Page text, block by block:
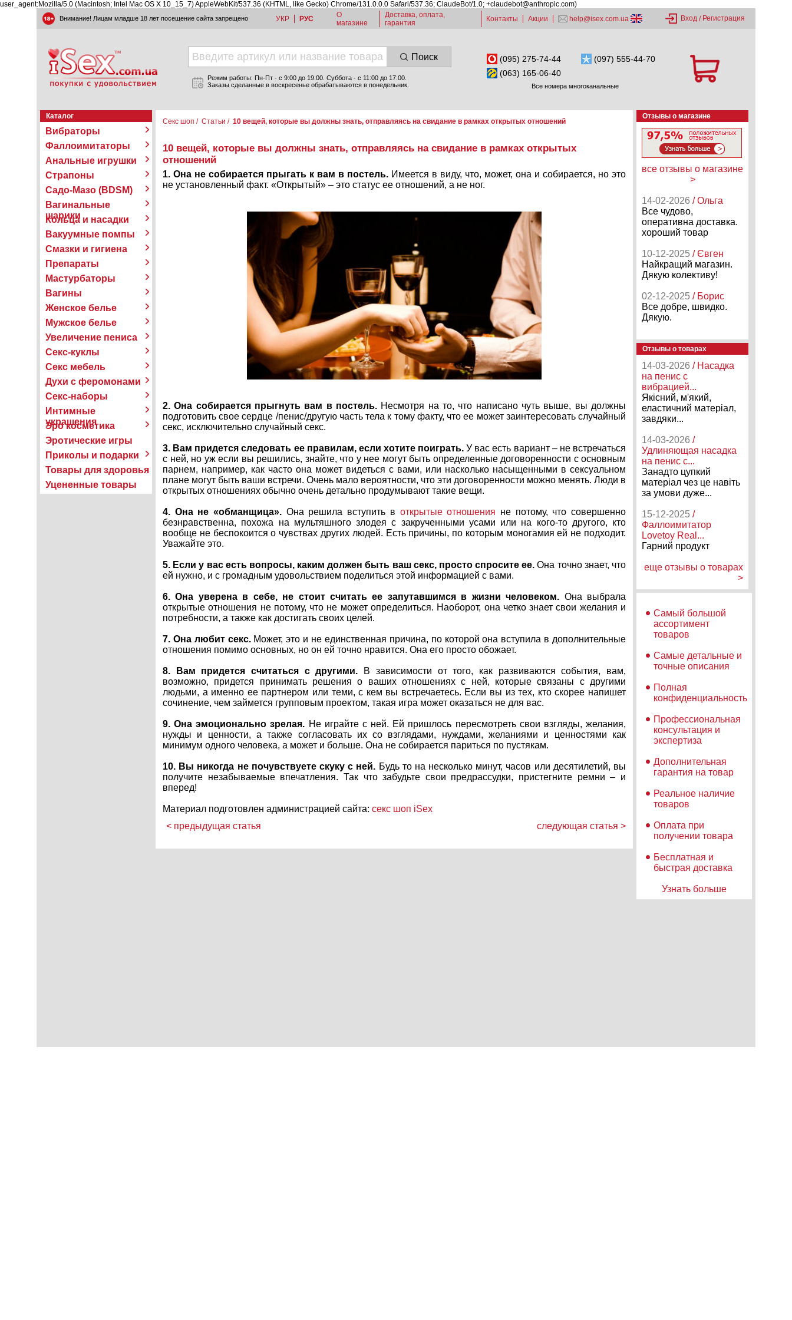
user_agent:Mozilla/5.0 (Macintosh; Intel Mac OS X 10_15_7) AppleWebKit/537.36 (KHTML, like Gecko) Chrome/131.0.0.0 Safari/537.36; ClaudeBot/1.0; +claudebot@anthropic.com)
Внимание! Лицам младше 18 лет посещение сайта запрещено УКР РУС
О
магазине
Доставка, оплата,
гарантия
Контакты Акции help@isex.com.ua Вход / Регистрация
Поиск
Режим работы: Пн-Пт - c 9:00 до 19:00. Суббота - с 11:00 до 17:00.
Заказы сделанные в воскресенье обрабатываются в понедельник.
(095) 275-74-44
(097) 555-44-70
(063) 165-06-40
Все номера многоканальные
Каталог
Вибраторы
Фаллоимитаторы
Анальные игрушки
Страпоны
Садо-Мазо (BDSM)
Вагинальные
шарики
Кольца и насадки
Вакуумные помпы
Смазки и гигиена
Препараты
Мастурбаторы
Вагины
Женское белье
Мужское белье
Увеличение пениса
Секс-куклы
Секс мебель
Духи с феромонами
Секс-наборы
Интимные
украшения
Эро косметика
Эротические игры
Приколы и подарки
Товары для здоровья
Уцененные товары
Секс шоп / Статьи / 10 вещей, которые вы должны знать, отправляясь на свидание в рамках открытых отношений
10 вещей, которые вы должны знать, отправляясь на свидание в рамках открытых
отношений
1. Она не собирается прыгать к вам в постель. Имеется в виду, что, может, она и собирается, но это
не установленный факт. «Открытый» – это статус ее отношений, а не ног.
2. Она собирается прыгнуть вам в постель. Несмотря на то, что написано чуть выше, вы должны
подготовить свое сердце /пенис/другую часть тела к тому факту, что ее может заинтересовать случайный
секс, исключительно случайный секс.
3. Вам придется следовать ее правилам, если хотите поиграть. У вас есть вариант – не встречаться
с ней, но уж если вы решились, знайте, что у нее могут быть определенные договоренности с основным
парнем, например, как часто она может видеться с вами, или насколько насыщенными в сексуальном
плане могут быть ваши встречи. Очень мало вероятности, что эти договоренности можно менять. Люди в
открытых отношениях обычно очень детально продумывают такие вещи.
4. Она не «обманщица». Она решила вступить в открытые отношения не потому, что совершенно
безнравственна, похожа на мультяшного злодея с закрученными усами или на кого-то другого, кто
вообще не беспокоится о чувствах других людей. Есть причины, по которым моногамия ей не подходит.
Уважайте это.
5. Если у вас есть вопросы, каким должен быть ваш секс, просто спросите ее. Она точно знает, что
ей нужно, и с громадным удовольствием поделиться этой информацией с вами.
6. Она уверена в себе, не стоит считать ее запутавшимся в жизни человеком. Она выбрала
открытые отношения не потому, что не может определиться. Наоборот, она четко знает свои желания и
потребности, а также как достигать своих целей.
7. Она любит секс.Может, это и не единственная причина, по которой она вступила в дополнительные
отношения помимо основных, но он ей точно нравится. Она его просто обожает.
8. Вам придется считаться с другими. В зависимости от того, как развиваются события, вам,
возможно, придется принимать решения о ваших отношениях с ней, которые связаны с другими
людьми, а именно ее партнером или теми, с кем вы встречаетесь. Если вы из тех, кто скорее напишет
сочинение, чем займется групповым проектом, такая игра может оказаться не для вас.
9. Она эмоционально зрелая. Не играйте с ней. Ей пришлось пересмотреть свои взгляды, желания,
нужды и ценности, а также согласовать их со взглядами, нуждами, желаниями и ценностями как
минимум одного человека, а может и больше. Она не собирается париться по пустякам.
10. Вы никогда не почувствуете скуку с ней. Будь то на несколько минут, часов или десятилетий, вы
получите незабываемые впечатления. Так что забудьте свои предрассудки, пристегните ремни – и
вперед!
Материал подготовлен администрацией сайта: секс шоп iSex
< предыдущая статья
следующая статья >
Отзывы о магазине
все отзывы о магазине
>
14-02-2026 / Ольга
Все чудово,
оперативна доставка.
хороший товар
10-12-2025 / Євген
Найкращий магазин.
Дякую колективу!
02-12-2025 / Борис
Все добре, швидко.
Дякую.
Отзывы о товарах
14-03-2026 / Насадка
на пенис с
вибрацией...
Якісний, м'який,
еластичний матеріал,
завдяки...
14-03-2026 /
Удлиняющая насадка
на пенис с...
Занадто цупкий
матеріал чез це навіть
за умови дуже...
15-12-2025 /
Фаллоимитатор
Lovetoy Real...
Гарний продукт
еще отзывы о товарах
>
Самый большой
ассортимент
товаров
Самые детальные и
точные описания
Полная
конфиденциальность
Профессиональная
консультация и
экспертиза
Дополнительная
гарантия на товар
Реальное наличие
товаров
Оплата при
получении товара
Бесплатная и
быстрая доставка
Узнать больше